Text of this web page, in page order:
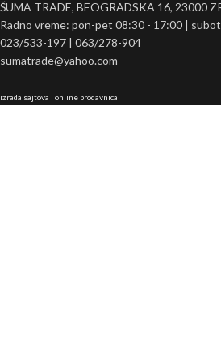
ŠUMA TRADE, BEOGRADSKA 16, 23000
Radno vreme: pon-pet 08:30 - 17:00 |
023/533-197 | 063/278-904
sumatrade@yahoo.com
izrada sajtova i online prodavnica